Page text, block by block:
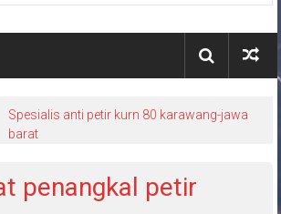
Spesialis anti petir kurn 80 karawang-jawa
barat
penangkal petir